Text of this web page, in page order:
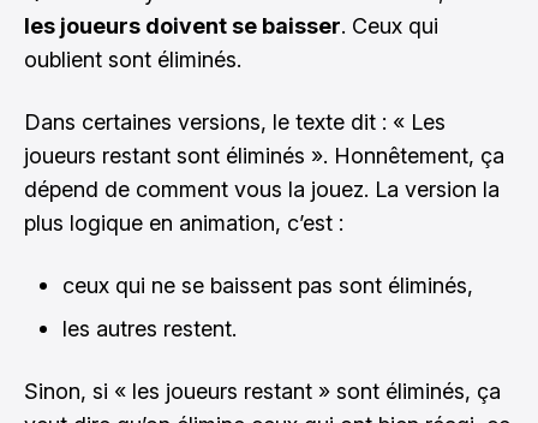
les joueurs doivent se baisser. Ceux qui
oublient sont éliminés.
Dans certaines versions, le texte dit : « Les
joueurs restant sont éliminés ». Honnêtement, ça
dépend de comment vous la jouez. La version la
plus logique en animation, c’est :
ceux qui ne se baissent pas sont éliminés,
les autres restent.
Sinon, si « les joueurs restant » sont éliminés, ça